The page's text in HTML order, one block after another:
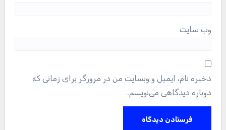
وب‌ سایت
ذخیره نام، ایمیل و وبسایت من در مرورگر برای زمانی که
دوباره دیدگاهی می‌نویسم.